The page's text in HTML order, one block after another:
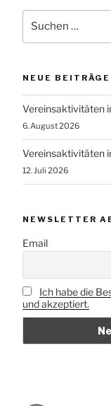
nach:
NEUE BEITRÄGE
Vereinsaktivitäten
6. August 2026
Vereinsaktivitäten
12. Juli 2026
NEWSLETTER
Email
Ich habe die
und akzeptiert.